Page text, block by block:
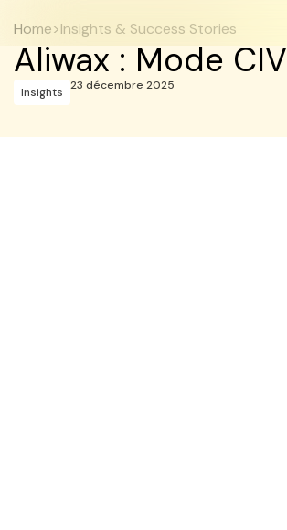
Home>Insights & Success Stories
Aliwax : Mode CIV
Insights 23 décembre 2025